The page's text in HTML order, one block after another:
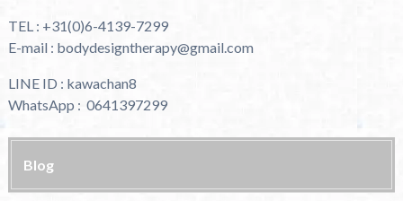
TEL : +31(0)6-4139-7299
E-mail : bodydesigntherapy@gmail.com
LINE ID : kawachan8
WhatsApp : 0641397299
Blog